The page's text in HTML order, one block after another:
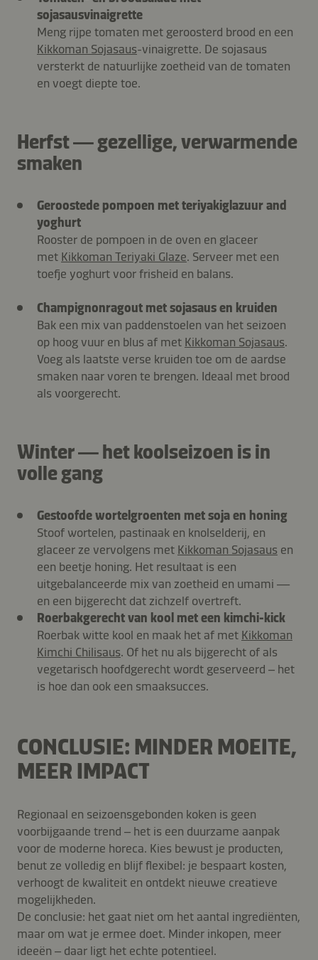
sojasausvinaigrette
Meng rijpe tomaten met geroosterd brood en een
Kikkoman Sojasaus-vinaigrette. De sojasaus
versterkt de natuurlijke zoetheid van de tomaten
en voegt diepte toe.
Herfst — gezellige, verwarmende
smaken
Geroostede pompoen met teriyakiglazuur and
yoghurt
Rooster de pompoen in de oven en glaceer
met Kikkoman Teriyaki Glaze. Serveer met een
toefje yoghurt voor frisheid en balans.
Champignonragout met sojasaus en kruiden
Bak een mix van paddenstoelen van het seizoen
op hoog vuur en blus af met Kikkoman Sojasaus.
Voeg als laatste verse kruiden toe om de aardse
smaken naar voren te brengen. Ideaal met brood
als voorgerecht.
Winter — het koolseizoen is in
volle gang
Gestoofde wortelgroenten met soja en honing
Stoof wortelen, pastinaak en knolselderij, en
glaceer ze vervolgens met Kikkoman Sojasaus en
een beetje honing. Het resultaat is een
uitgebalanceerde mix van zoetheid en umami —
en een bijgerecht dat zichzelf overtreft.
Roerbakgerecht van kool met een kimchi-kick
Roerbak witte kool en maak het af met Kikkoman
Kimchi Chilisaus. Of het nu als bijgerecht of als
vegetarisch hoofdgerecht wordt geserveerd – het
is hoe dan ook een smaaksucces.
CONCLUSIE: MINDER MOEITE,
MEER IMPACT
Regionaal en seizoensgebonden koken is geen
voorbijgaande trend – het is een duurzame aanpak
voor de moderne horeca. Kies bewust je producten,
benut ze volledig en blijf flexibel: je bespaart kosten,
verhoogt de kwaliteit en ontdekt nieuwe creatieve
mogelijkheden.
De conclusie: het gaat niet om het aantal ingrediënten,
maar om wat je ermee doet. Minder inkopen, meer
ideeën – daar ligt het echte potentieel.